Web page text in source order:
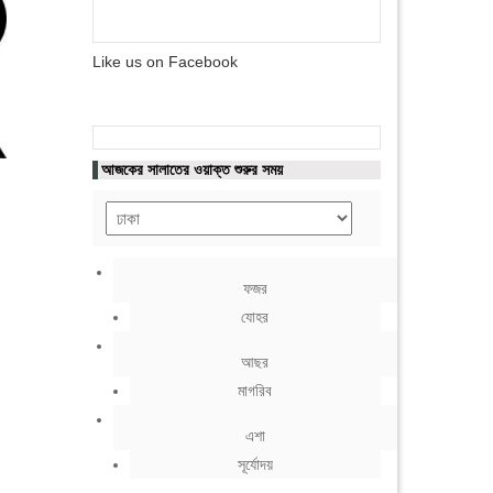
Like us on Facebook
আজকের সালাতের ওয়াক্ত শুরুর সময়
ফজর
যোহর
আছর
মাগরিব
এশা
সূর্যোদয়